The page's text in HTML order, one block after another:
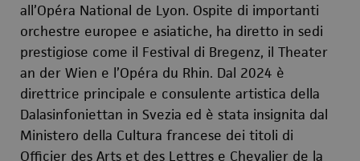
all’Opéra National de Lyon. Ospite di importanti
orchestre europee e asiatiche, ha diretto in sedi
prestigiose come il Festival di Bregenz, il Theater
an der Wien e l’Opéra du Rhin. Dal 2024 è
direttrice principale e consulente artistica della
Dalasinfoniettan in Svezia ed è stata insignita dal
Ministero della Cultura francese dei titoli di
Officier des Arts et des Lettres e Chevalier de la